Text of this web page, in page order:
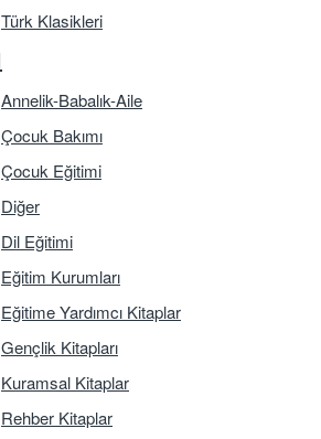
Türk Klasikleri
Annelik-Babalık-Aile
Çocuk Bakımı
Çocuk Eğitimi
Diğer
Dil Eğitimi
Eğitim Kurumları
Eğitime Yardımcı Kitaplar
Gençlik Kitapları
Kuramsal Kitaplar
Rehber Kitaplar